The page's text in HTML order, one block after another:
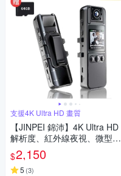
支援4K Ultra HD 畫質
【JINPEI 錦沛】4K Ultra HD
解析度、紅外線夜視、微型攝
影機 、密錄器、自行車 機車行
車紀錄 (贈64GB) JS-06B-2
$2,150
5 (3)